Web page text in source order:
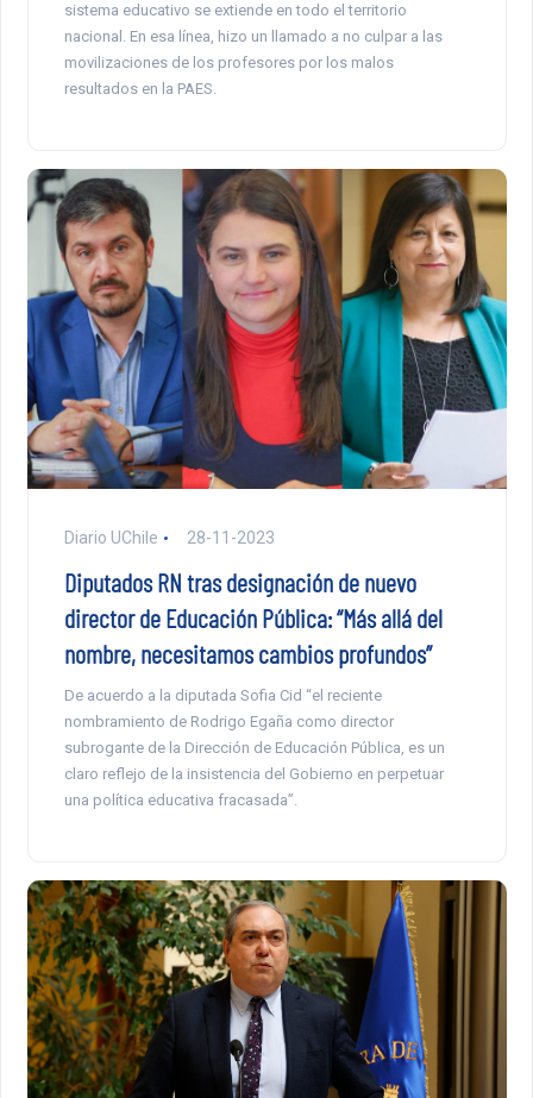
sistema educativo se extiende en todo el territorio
nacional. En esa línea, hizo un llamado a no culpar a las
movilizaciones de los profesores por los malos
resultados en la PAES.
Diario UChile 28-11-2023
Diputados RN tras designación de nuevo
director de Educación Pública: “Más allá del
nombre, necesitamos cambios profundos”
De acuerdo a la diputada Sofia Cid “el reciente
nombramiento de Rodrigo Egaña como director
subrogante de la Dirección de Educación Pública, es un
claro reflejo de la insistencia del Gobierno en perpetuar
una política educativa fracasada”.